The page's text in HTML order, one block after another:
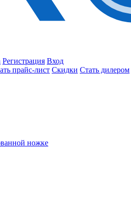
Регистрация Вход
прайс-лист Скидки Стать дилером
ножке